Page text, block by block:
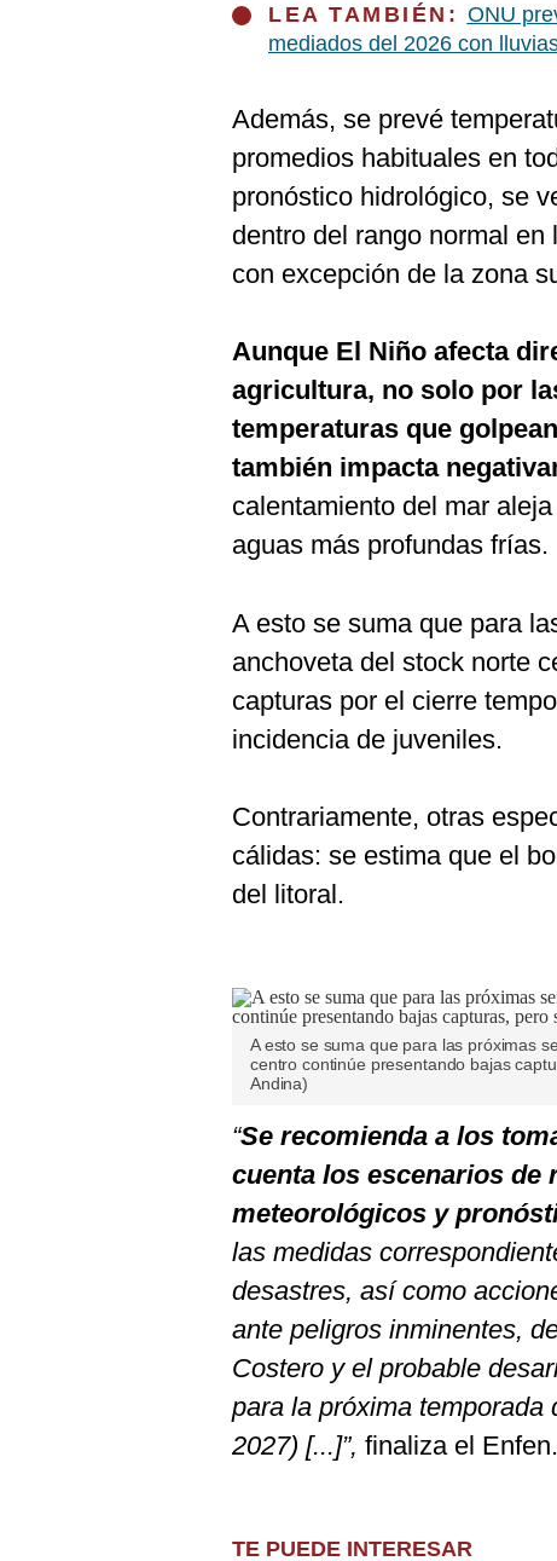
LEA TAMBIÉN: ONU
mediados del 2026 con
Además, se prevé
promedios habituales en
pronóstico hidrológico, se
dentro del rango normal
con excepción de la zona
Aunque El Niño afecta
agricultura, no solo por
temperaturas que
también impacta
calentamiento del mar
aguas más profundas frías.
A esto se suma que para
anchoveta del stock norte
capturas por el cierre
incidencia de juveniles.
Contrariamente, otras
cálidas: se estima que el
del litoral.
A esto se suma que para las próximas
centro continúe presentando bajas
Andina)
“Se recomienda a los
cuenta los escenarios de
meteorológicos y
las medidas
desastres, así como
ante peligros inminentes,
Costero y el probable
para la próxima temporada
2027) [...]”, finaliza el Enfen.
TE PUEDE INTERESAR